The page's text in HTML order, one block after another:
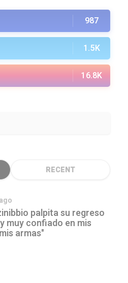
987
1.5K
16.8K
RECENT
palpita su regreso
muy confiado en mis
armas"